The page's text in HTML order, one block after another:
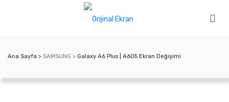
Ana Sayfa SAMSUNG Galaxy A6 Plus | A605 Ekran Değişimi